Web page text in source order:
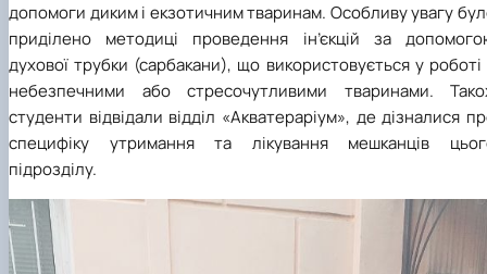
допомоги диким і екзотичним тваринам. Особливу увагу
приділено методиці проведення ін’єкцій за
духової трубки (сарбакани), що використовується у роботі
небезпечними або стресочутливими тваринами.
студенти відвідали відділ «Акватераріум», де дізналися
специфіку утримання та лікування мешканців
підрозділу.